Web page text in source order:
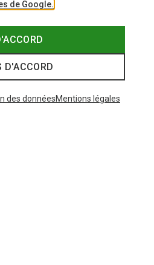
de Google.
D'ACCORD
des donnéesMentions légales